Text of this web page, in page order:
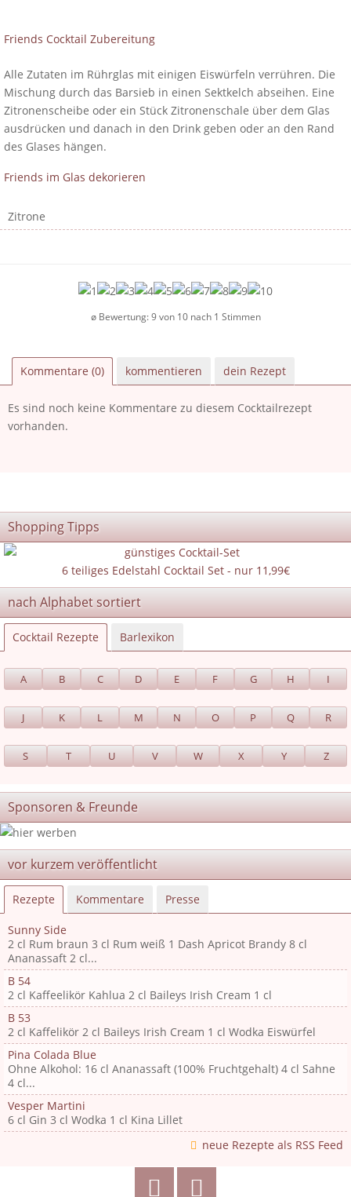
Friends Cocktail Zubereitung
Alle Zutaten im Rührglas mit einigen Eiswürfeln verrühren. Die
Mischung durch das Barsieb in einen Sektkelch abseihen. Eine
Zitronenscheibe oder ein Stück Zitronenschale über dem Glas
ausdrücken und danach in den Drink geben oder an den Rand
des Glases hängen.
Friends im Glas dekorieren
Zitrone
ø Bewertung:9von 10nach 1 Stimmen
Kommentare (0) kommentieren dein Rezept
Es sind noch keine Kommentare zu diesem Cocktailrezept
vorhanden.
Shopping Tipps
6 teiliges Edelstahl Cocktail Set - nur 11,99€
nach Alphabet sortiert
Cocktail Rezepte Barlexikon
A B C D E F G H I
J K L M N O P Q R
S T U V W X Y Z
Sponsoren & Freunde
vor kurzem veröffentlicht
Rezepte Kommentare Presse
Sunny Side
2 cl Rum braun 3 cl Rum weiß 1 Dash Apricot Brandy 8 cl
Ananassaft 2 cl...
B 54
2 cl Kaffeelikör Kahlua 2 cl Baileys Irish Cream 1 cl
B 53
2 cl Kaffelikör 2 cl Baileys Irish Cream 1 cl Wodka Eiswürfel
Pina Colada Blue
Ohne Alkohol: 16 cl Ananassaft (100% Fruchtgehalt) 4 cl Sahne
4 cl...
Vesper Martini
6 cl Gin 3 cl Wodka 1 cl Kina Lillet
neue Rezepte als RSS Feed